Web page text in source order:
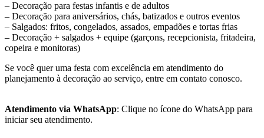
– Decoração para festas infantis e de adultos
– Decoração para aniversários, chás, batizados e outros eventos
– Salgados: fritos, congelados, assados, empadões e tortas frias
– Decoração + salgados + equipe (garçons, recepcionista, fritadeira,
copeira e monitoras)
Se você quer uma festa com excelência em atendimento do
planejamento à decoração ao serviço, entre em contato conosco.
Atendimento via WhatsApp: Clique no ícone do WhatsApp para
iniciar seu atendimento.